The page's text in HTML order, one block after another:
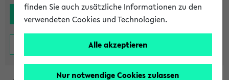
finden Sie auch zusätzliche Informationen zu den
verwendeten Cookies und Technologien.
Alle akzeptieren
Nur notwendige Cookies zulassen